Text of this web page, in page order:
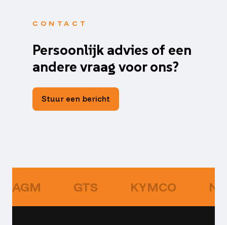
CONTACT
Persoonlijk advies of een
andere vraag voor ons?
Stuur een bericht
AGM GTS KYMCO